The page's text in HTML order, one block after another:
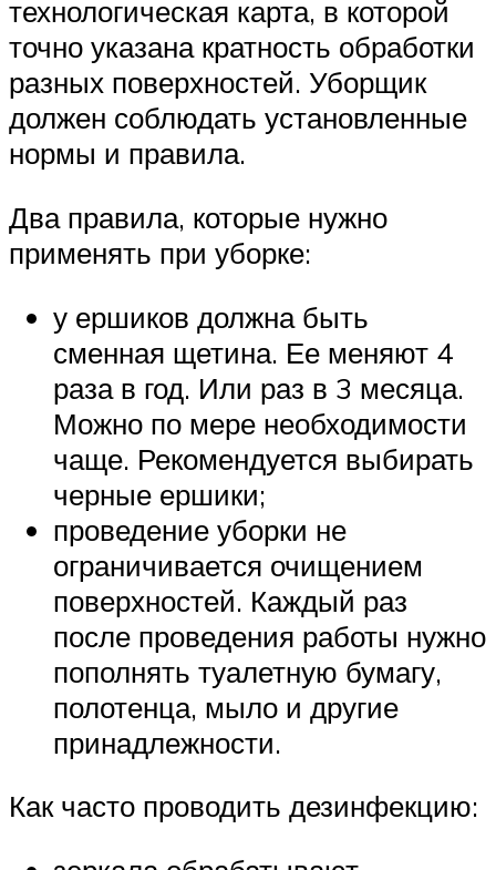
технологическая карта, в которой
точно указана кратность обработки
разных поверхностей. Уборщик
должен соблюдать установленные
нормы и правила.
Два правила, которые нужно
применять при уборке:
у ершиков должна быть
сменная щетина. Ее меняют 4
раза в год. Или раз в 3 месяца.
Можно по мере необходимости
чаще. Рекомендуется выбирать
черные ершики;
проведение уборки не
ограничивается очищением
поверхностей. Каждый раз
после проведения работы нужно
пополнять туалетную бумагу,
полотенца, мыло и другие
принадлежности.
Как часто проводить дезинфекцию: